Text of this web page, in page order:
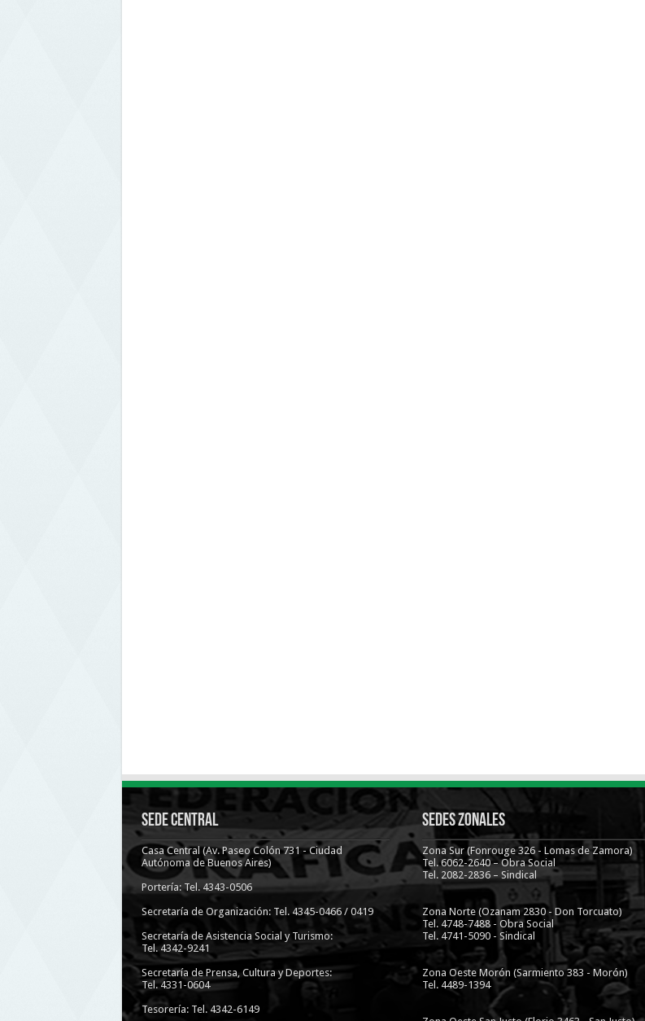
Sede Central
Casa Central (Av. Paseo Colón 731 - Ciudad
Autónoma de Buenos Aires)
Portería: Tel. 4343-0506
Secretaría de Organización: Tel. 4345-0466 / 0419
Secretaría de Asistencia Social y Turismo:
Tel. 4342-9241
Secretaría de Prensa, Cultura y Deportes:
Tel. 4331-0604
Tesorería: Tel. 4342-6149
Sedes Zonales
Zona Sur (Fonrouge 326 - Lomas de Zamora)
Tel. 6062-2640 – Obra Social
Tel. 2082-2836 – Sindical
Zona Norte (Ozanam 2830 - Don Torcuato)
Tel. 4748-7488 - Obra Social
Tel. 4741-5090 - Sindical
Zona Oeste Morón (Sarmiento 383 - Morón)
Tel. 4489-1394